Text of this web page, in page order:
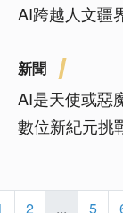
AI跨越人文疆
新聞
AI是天使或惡
數位新紀元挑
2 ... 5